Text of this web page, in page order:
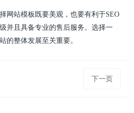
网站模板既要美观，也要有利于SEO
并且具备专业的售后服务。选择一
的整体发展至关重要。
下一页